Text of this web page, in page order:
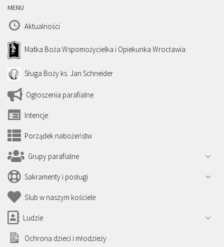
MENU
Aktualności
Matka Boża Wspomożycielka i Opiekunka Wrocławia
Sługa Boży ks. Jan Schneider
Ogłoszenia parafialne
Intencje
Porządek nabożeństw
Grupy parafialne
Sakramenty i posługi
Ślub w naszym kościele
Ludzie
Ochrona dzieci i młodzieży